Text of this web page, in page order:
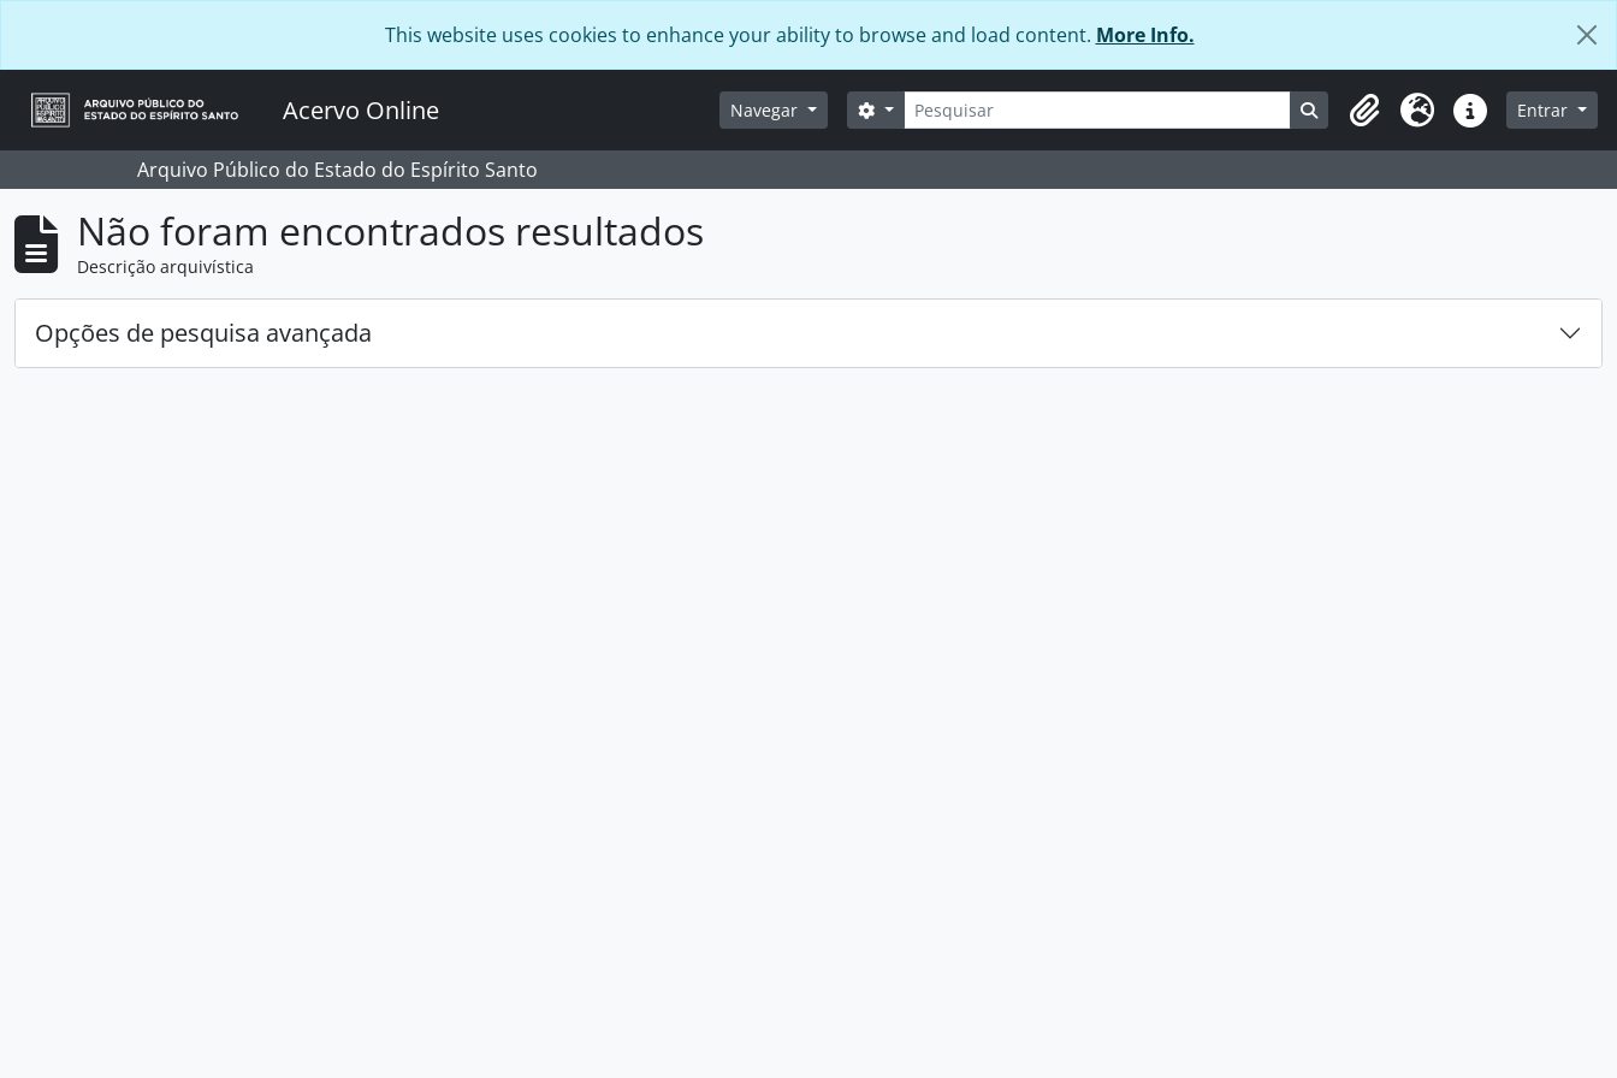
This website uses cookies to enhance your ability to browse and load content. More Info.
Acervo Online Navegar Pesquisar
Opções de busca Busque na página de navegação
Área de transferência
Idioma Ligações rápidas
Entrar
Arquivo Público do Estado do Espírito Santo
Não foram encontrados resultados
Descrição arquivística
Opções de pesquisa avançada